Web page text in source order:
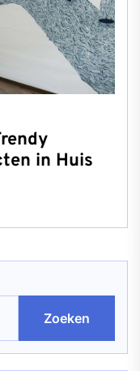
in Huis
Zoeken